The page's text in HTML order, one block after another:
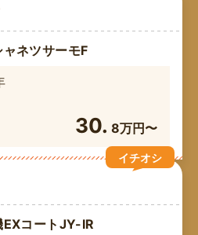
ネツサーモF
30. 8万円〜
イチオシ
EXコートJY-IR